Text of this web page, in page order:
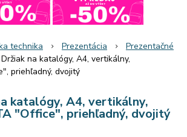
technika Prezentácia
Prezentačné
Držiak na katalógy, A4, vertikálny,
priehľadný, dvojitý
katalógy, A4, vertikálny,
"Office", priehľadný, dvojitý